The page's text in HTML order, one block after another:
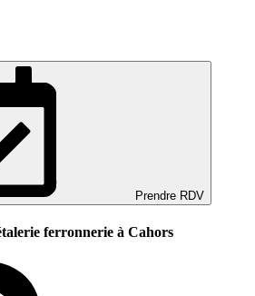
Prendre RDV
ferronnerie à Cahors